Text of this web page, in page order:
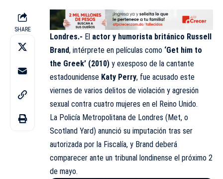
SHARE
Londres.- El actor y humorista británico Russell
Brand, intérprete en películas como ‘Get him to
the Greek’ (2010) y exesposo de la cantante
estadounidense Katy Perry, fue acusado este
viernes de varios delitos de violación y agresión
sexual contra cuatro mujeres en el Reino Unido.
La Policía Metropolitana de Londres (Met, o
Scotland Yard) anunció su imputación tras ser
autorizada por la Fiscalía, y Brand deberá
comparecer ante un tribunal londinense el próximo 2
de mayo.